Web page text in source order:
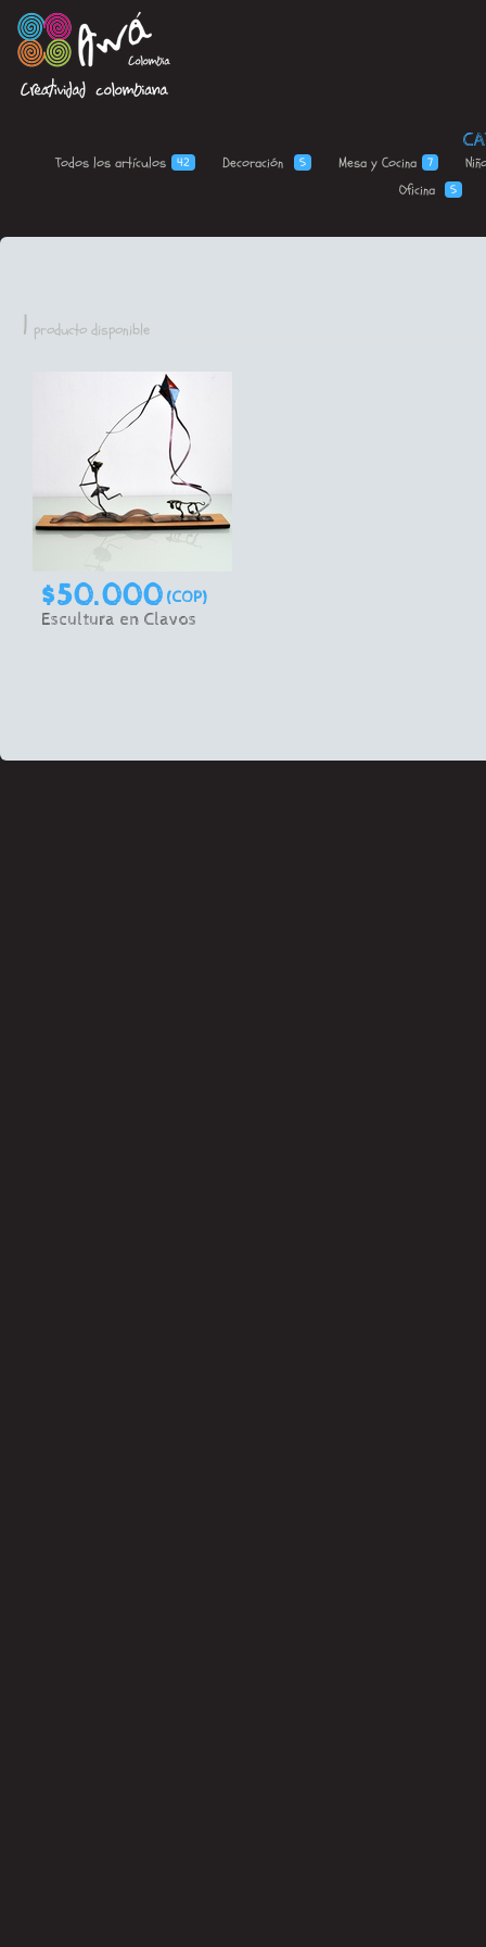
Todos losartículos 42 Decoración 5 Mesa y Cocina 7
Oficina
5
1 producto disponible
$50.000(COP)
Escultura en Clavos